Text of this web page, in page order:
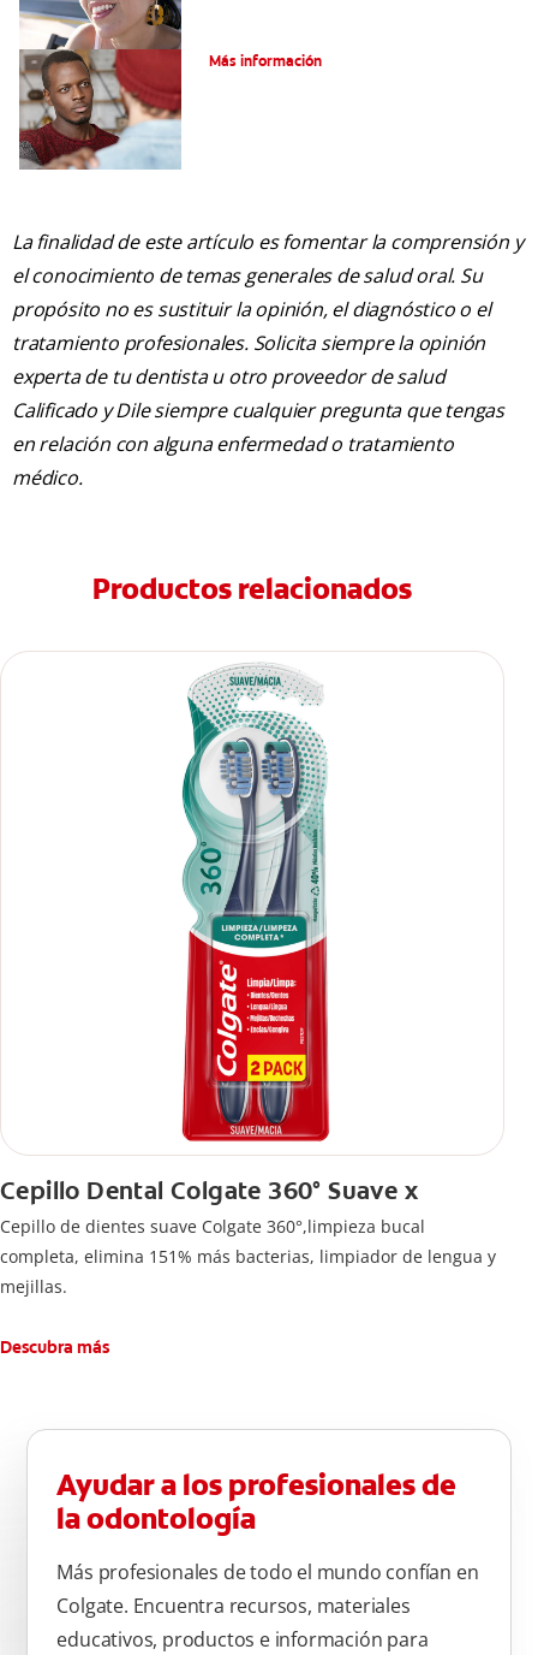
Más información
La finalidad de este artículo es fomentar la comprensión y
el conocimiento de temas generales de salud oral. Su
propósito no es sustituir la opinión, el diagnóstico o el
tratamiento profesionales. Solicita siempre la opinión
experta de tu dentista u otro proveedor de salud
Calificado y Dile siempre cualquier pregunta que tengas
en relación con alguna enfermedad o tratamiento
médico.
Productos relacionados
Cepillo Dental Colgate 360° Suave x
Cepillo de dientes suave Colgate 360°,limpieza bucal
completa, elimina 151% más bacterias, limpiador de lengua y
mejillas.
Descubra más
Ayudar a los profesionales de
la odontología
Más profesionales de todo el mundo confían en
Colgate. Encuentra recursos, materiales
educativos, productos e información para